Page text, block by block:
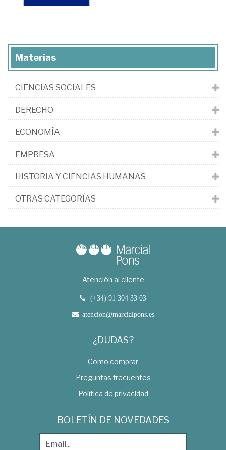
Materias
CIENCIAS SOCIALES
DERECHO
ECONOMÍA
EMPRESA
HISTORIA Y CIENCIAS HUMANAS
OTRAS CATEGORÍAS
Atención al cliente
(+34) 91 304 33 03
atencion@marcialpons.es
¿DUDAS?
Como comprar
Preguntas frecuentes
Política de privacidad
BOLETÍN DE NOVEDADES